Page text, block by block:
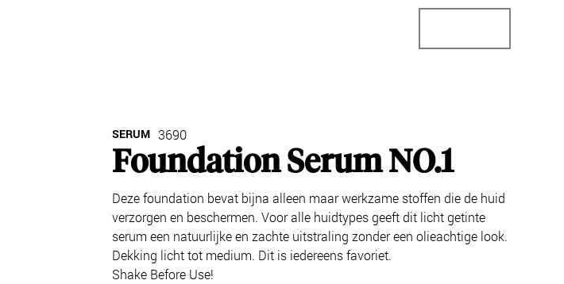
SERUM 3690
Foundation Serum NO.1
Deze foundation bevat bijna alleen maar werkzame stoffen die de huid
verzorgen en beschermen. Voor alle huidtypes geeft dit licht getinte
serum een natuurlijke en zachte uitstraling zonder een olieachtige look.
Dekking licht tot medium. Dit is iedereens favoriet.
Shake Before Use!